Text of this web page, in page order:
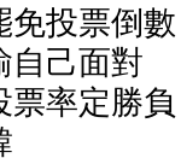
免投票倒
自己面對
票率定勝